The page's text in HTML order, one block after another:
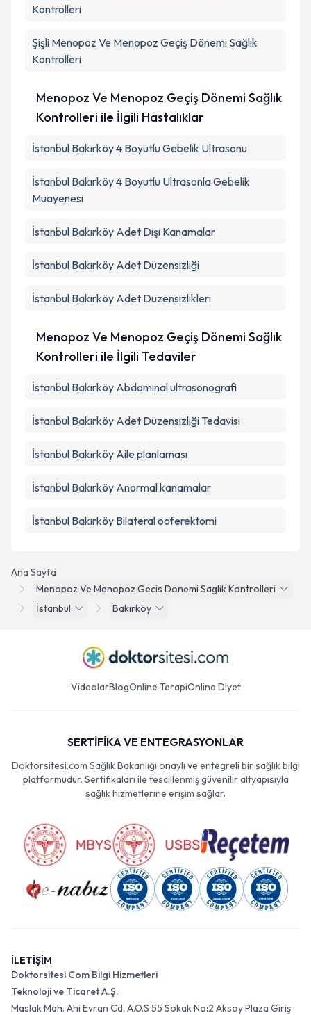
Ana Sayfa
Menopoz Ve Menopoz Gecis Donemi Saglik Kontrolleri
İstanbul
Bakırköy
Kontrolleri
Şişli Menopoz Ve Menopoz Geçiş Dönemi Sağlık
Kontrolleri
Menopoz Ve Menopoz Geçiş Dönemi Sağlık
Kontrolleri ile İlgili Hastalıklar
İstanbul Bakırköy 4 Boyutlu Gebelik Ultrasonu
İstanbul Bakırköy 4 Boyutlu Ultrasonla Gebelik
Muayenesi
İstanbul Bakırköy Adet Dışı Kanamalar
İstanbul Bakırköy Adet Düzensizliği
İstanbul Bakırköy Adet Düzensizlikleri
Menopoz Ve Menopoz Geçiş Dönemi Sağlık
Kontrolleri ile İlgili Tedaviler
İstanbul Bakırköy Abdominal ultrasonografi
İstanbul Bakırköy Adet Düzensizliği Tedavisi
İstanbul Bakırköy Aile planlaması
İstanbul Bakırköy Anormal kanamalar
İstanbul Bakırköy Bilateral ooferektomi
VideolarBlogOnline TerapiOnline Diyet
SERTİFİKA VE ENTEGRASYONLAR
Doktorsitesi.com Sağlık Bakanlığı onaylı ve entegreli bir sağlık bilgi
platformudur. Sertifikaları ile tescillenmiş güvenilir altyapısıyla
sağlık hizmetlerine erişim sağlar.
İLETİŞİM
Doktorsitesi Com Bilgi Hizmetleri
Teknoloji ve Ticaret A.Ş.
Maslak Mah. Ahi Evran Cd. A.O.S 55 Sokak No:2 Aksoy Plaza Giriş